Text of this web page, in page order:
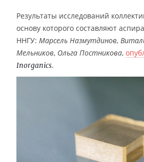
Результаты исследований
основу которого составляют
ННГУ: Марсель Назмутдинов,
Мельников, Ольга Постникова,
Inorganics.